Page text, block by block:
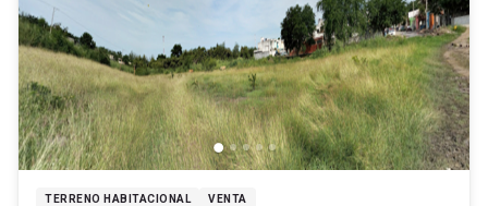
TERRENO HABITACIONAL VENTA